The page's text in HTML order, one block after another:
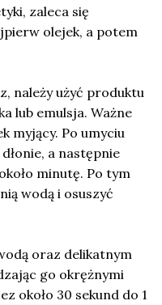
zaleca się
olejek, a potem
należy użyć produktu
lub emulsja. Ważne
myjący. Po umyciu
a następnie
minutę. Po tym
wodą i osuszyć
oraz delikatnym
go okrężnymi
około 30 sekund do 1